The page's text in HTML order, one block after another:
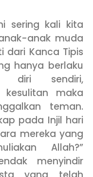
kali kita
anak muda
dari Kanca Tipis
hanya berlaku
diri sendiri,
maka
teman.
pada Injil hari
mereka yang
Allah?”
menyindir